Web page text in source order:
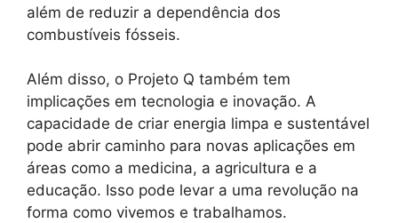
além de reduzir a dependência dos
combustíveis fósseis.
Além disso, o Projeto Q também tem
implicações em tecnologia e inovação. A
capacidade de criar energia limpa e sustentável
pode abrir caminho para novas aplicações em
áreas como a medicina, a agricultura e a
educação. Isso pode levar a uma revolução na
forma como vivemos e trabalhamos.